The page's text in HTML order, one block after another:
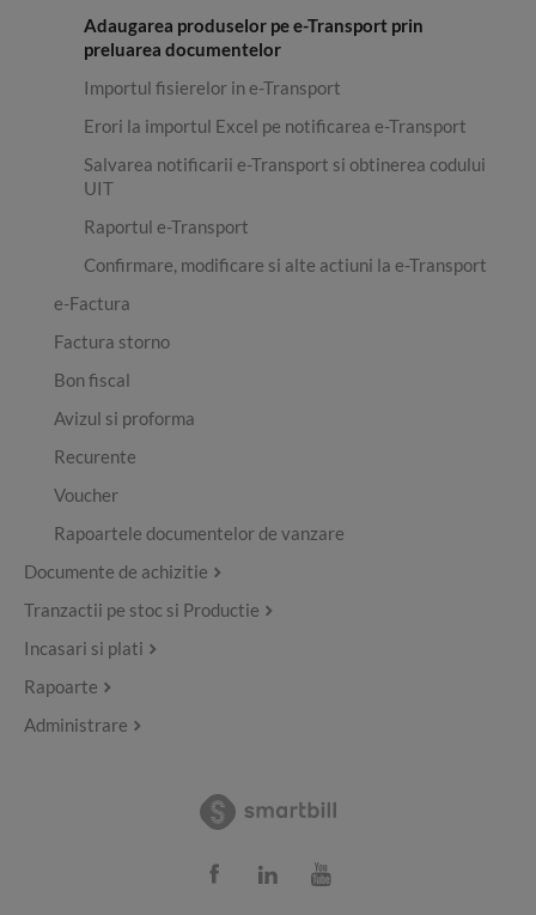
Adaugarea produselor pe e-Transport prin
preluarea documentelor
Importul fisierelor in e-Transport
Erori la importul Excel pe notificarea e-Transport
Salvarea notificarii e-Transport si obtinerea codului
UIT
Raportul e-Transport
Confirmare, modificare si alte actiuni la e-Transport
e-Factura
Factura storno
Bon fiscal
Avizul si proforma
Recurente
Voucher
Rapoartele documentelor de vanzare
Documente de achizitie
Tranzactii pe stoc si Productie
Incasari si plati
Rapoarte
Administrare